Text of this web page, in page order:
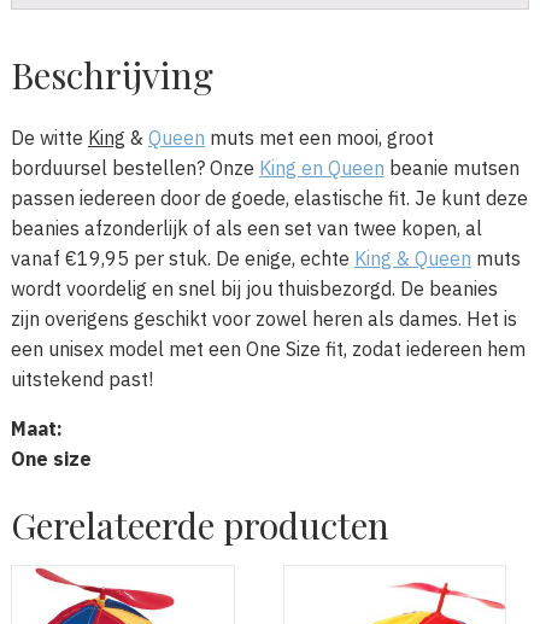
Beschrijving
De witte King & Queen muts met een mooi, groot
borduursel bestellen? Onze King en Queen beanie mutsen
passen iedereen door de goede, elastische fit. Je kunt deze
beanies afzonderlijk of als een set van twee kopen, al
vanaf €19,95 per stuk. De enige, echte King & Queen muts
wordt voordelig en snel bij jou thuisbezorgd. De beanies
zijn overigens geschikt voor zowel heren als dames. Het is
een unisex model met een One Size fit, zodat iedereen hem
uitstekend past!
Maat:
One size
Gerelateerde producten